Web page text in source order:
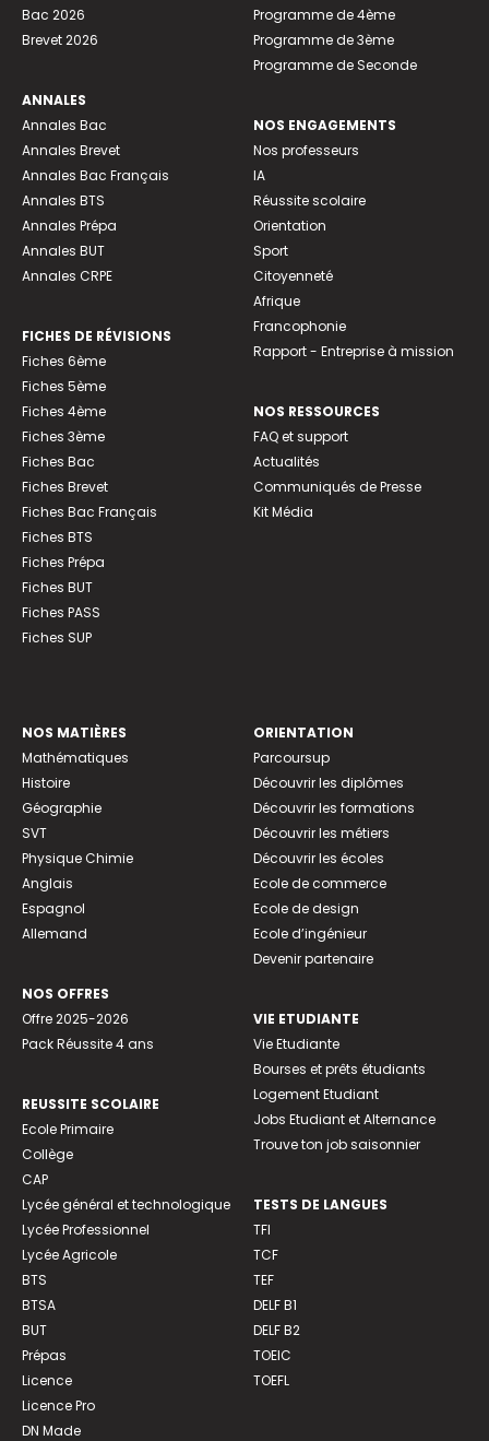
Bac 2026
Brevet 2026
ANNALES
Annales Bac
Annales Brevet
Annales Bac Français
Annales BTS
Annales Prépa
Annales BUT
Annales CRPE
FICHES DE RÉVISIONS
Fiches 6ème
Fiches 5ème
Fiches 4ème
Fiches 3ème
Fiches Bac
Fiches Brevet
Fiches Bac Français
Fiches BTS
Fiches Prépa
Fiches BUT
Fiches PASS
Fiches SUP
Programme de 4ème
Programme de 3ème
Programme de Seconde
NOS ENGAGEMENTS
Nos professeurs
IA
Réussite scolaire
Orientation
Sport
Citoyenneté
Afrique
Francophonie
Rapport - Entreprise à mission
NOS RESSOURCES
FAQ et support
Actualités
Communiqués de Presse
Kit Média
NOS MATIÈRES
Mathématiques
Histoire
Géographie
SVT
Physique Chimie
Anglais
Espagnol
Allemand
NOS OFFRES
Offre 2025-2026
Pack Réussite 4 ans
REUSSITE SCOLAIRE
Ecole Primaire
Collège
CAP
Lycée général et technologique
Lycée Professionnel
Lycée Agricole
BTS
BTSA
BUT
Prépas
Licence
Licence Pro
DN Made
ORIENTATION
Parcoursup
Découvrir les diplômes
Découvrir les formations
Découvrir les métiers
Découvrir les écoles
Ecole de commerce
Ecole de design
Ecole d’ingénieur
Devenir partenaire
VIE ETUDIANTE
Vie Etudiante
Bourses et prêts étudiants
Logement Etudiant
Jobs Etudiant et Alternance
Trouve ton job saisonnier
TESTS DE LANGUES
TFI
TCF
TEF
DELF B1
DELF B2
TOEIC
TOEFL